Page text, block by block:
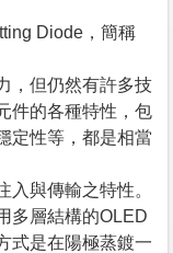
Diode，簡稱
，但仍然有許多技
件的各種特性，包
定性等，都是相當
與傳輸之特性。
多層結構的OLED
式是在陽極蒸鍍一